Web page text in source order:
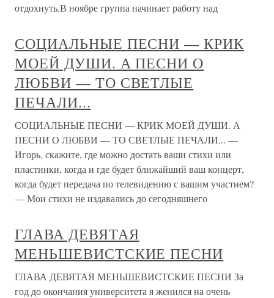
отдохнуть.В ноябре группа начинает работу над
СОЦИАЛЬНЫЕ ПЕСНИ — КРИК
МОЕЙ ДУШИ. А ПЕСНИ О
ЛЮБВИ — ТО СВЕТЛЫЕ
ПЕЧАЛИ...
СОЦИАЛЬНЫЕ ПЕСНИ — КРИК МОЕЙ ДУШИ. А
ПЕСНИ О ЛЮБВИ — ТО СВЕТЛЫЕ ПЕЧАЛИ... —
Игорь, скажите, где можно достать ваши стихи или
пластинки, когда и где будет ближайший ваш концерт,
когда будет передача по телевидению с вашим участием?
— Мои стихи не издавались до сегодняшнего
ГЛАВА ДЕВЯТАЯ
МЕНЬШЕВИСТСКИЕ ПЕСНИ
ГЛАВА ДЕВЯТАЯ МЕНЬШЕВИСТСКИЕ ПЕСНИ За
год до окончания университета я женился на очень